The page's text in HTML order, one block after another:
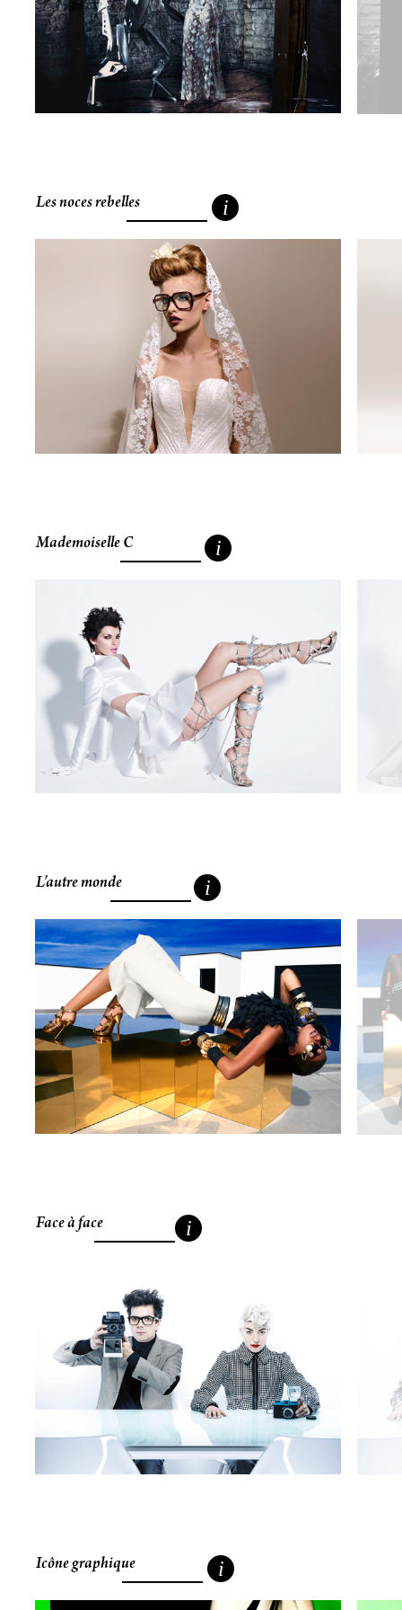
un
boitier
Hasselblad
moyen
Les noces rebelles i
Mademoiselle C i
L’autre monde i
Face à face i
Icône graphique i